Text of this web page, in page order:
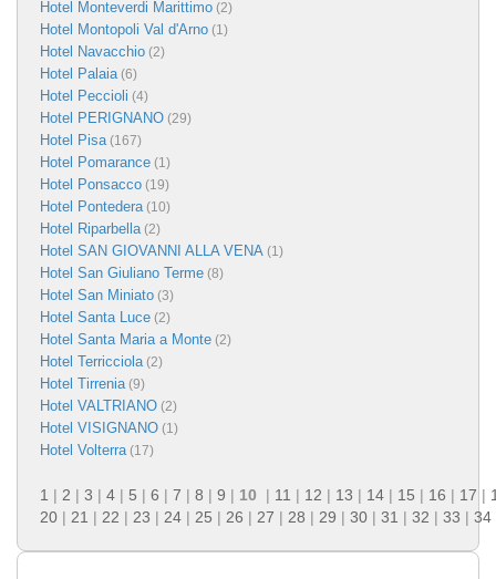
Hotel Monteverdi Marittimo (2)
Hotel Montopoli Val d'Arno (1)
Hotel Navacchio (2)
Hotel Palaia(6)
Hotel Peccioli (4)
Hotel PERIGNANO (29)
Hotel Pisa(167)
Hotel Pomarance (1)
Hotel Ponsacco (19)
Hotel Pontedera(10)
Hotel Riparbella(2)
Hotel SAN GIOVANNI ALLA VENA (1)
Hotel San Giuliano Terme (8)
Hotel San Miniato (3)
Hotel Santa Luce (2)
Hotel Santa Maria a Monte (2)
Hotel Terricciola(2)
Hotel Tirrenia(9)
Hotel VALTRIANO (2)
Hotel VISIGNANO (1)
Hotel Volterra(17)
1 | 2 | 3 | 4 | 5 | 6 | 7 | 8 | 9 | 10 | 11 | 12 | 13 | 14 | 15 | 16 | 17 |
20 | 21 | 22 | 23 | 24 | 25 | 26 | 27 | 28 | 29 | 30 | 31 | 32 | 33 | 34